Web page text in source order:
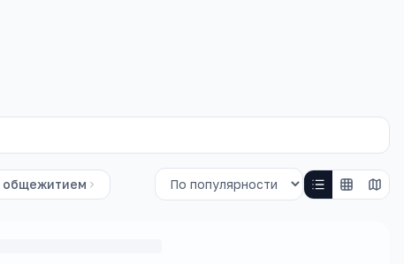
общежитием